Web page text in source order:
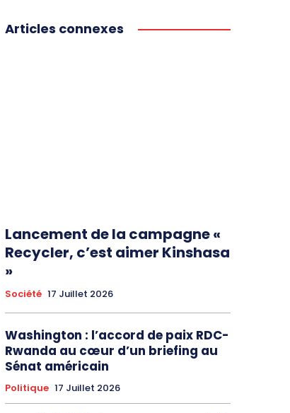
Articles connexes
Lancement de la campagne «
Recycler, c’est aimer Kinshasa
»
Société 17 Juillet 2026
Washington : l’accord de paix RDC-
Rwanda au cœur d’un briefing au
Sénat américain
Politique 17 Juillet 2026